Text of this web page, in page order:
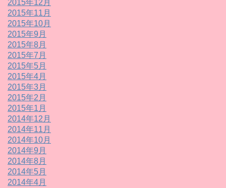
2015年12月
2015年11月
2015年10月
2015年9月
2015年8月
2015年7月
2015年5月
2015年4月
2015年3月
2015年2月
2015年1月
2014年12月
2014年11月
2014年10月
2014年9月
2014年8月
2014年5月
2014年4月